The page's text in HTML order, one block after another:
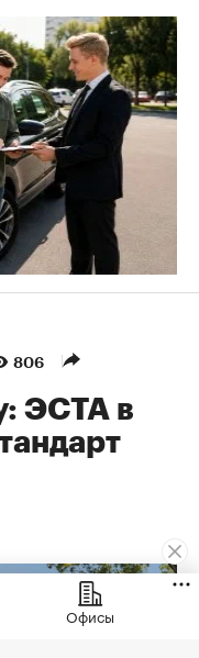
806
ЭСТА в
Офисы